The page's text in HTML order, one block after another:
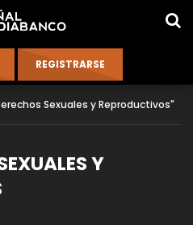
Sexuales y Reproductivos"
Y